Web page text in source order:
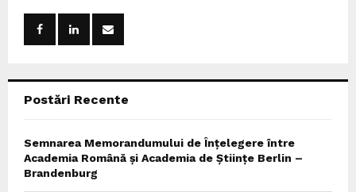
Postări Recente
Semnarea Memorandumului de Înțelegere între
Academia Română și Academia de Științe Berlin –
Brandenburg